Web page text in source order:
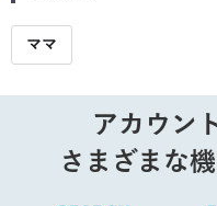
ママ
アカウン
さまざまな